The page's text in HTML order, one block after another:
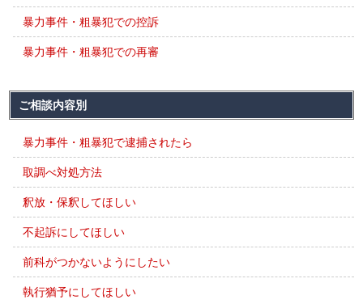
暴力事件・粗暴犯での控訴
暴力事件・粗暴犯での再審
ご相談内容別
暴力事件・粗暴犯で逮捕されたら
取調べ対処方法
釈放・保釈してほしい
不起訴にしてほしい
前科がつかないようにしたい
執行猶予にしてほしい